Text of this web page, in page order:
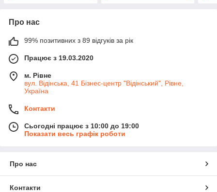
Про нас
99% позитивних з 89 відгуків за рік
Працює з 19.03.2020
м. Рівне
вул. Відінська, 41 Бізнес-центр "Відінський", Рівне,
Україна
Контакти
Сьогодні працює з 10:00 до 19:00
Показати весь графік роботи
Про нас
Контакти